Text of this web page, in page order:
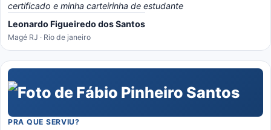
certificado e minha carteirinha de estudante
Leonardo Figueiredo dos Santos
Magé RJ · Rio de janeiro
PRA QUE SERVIU?